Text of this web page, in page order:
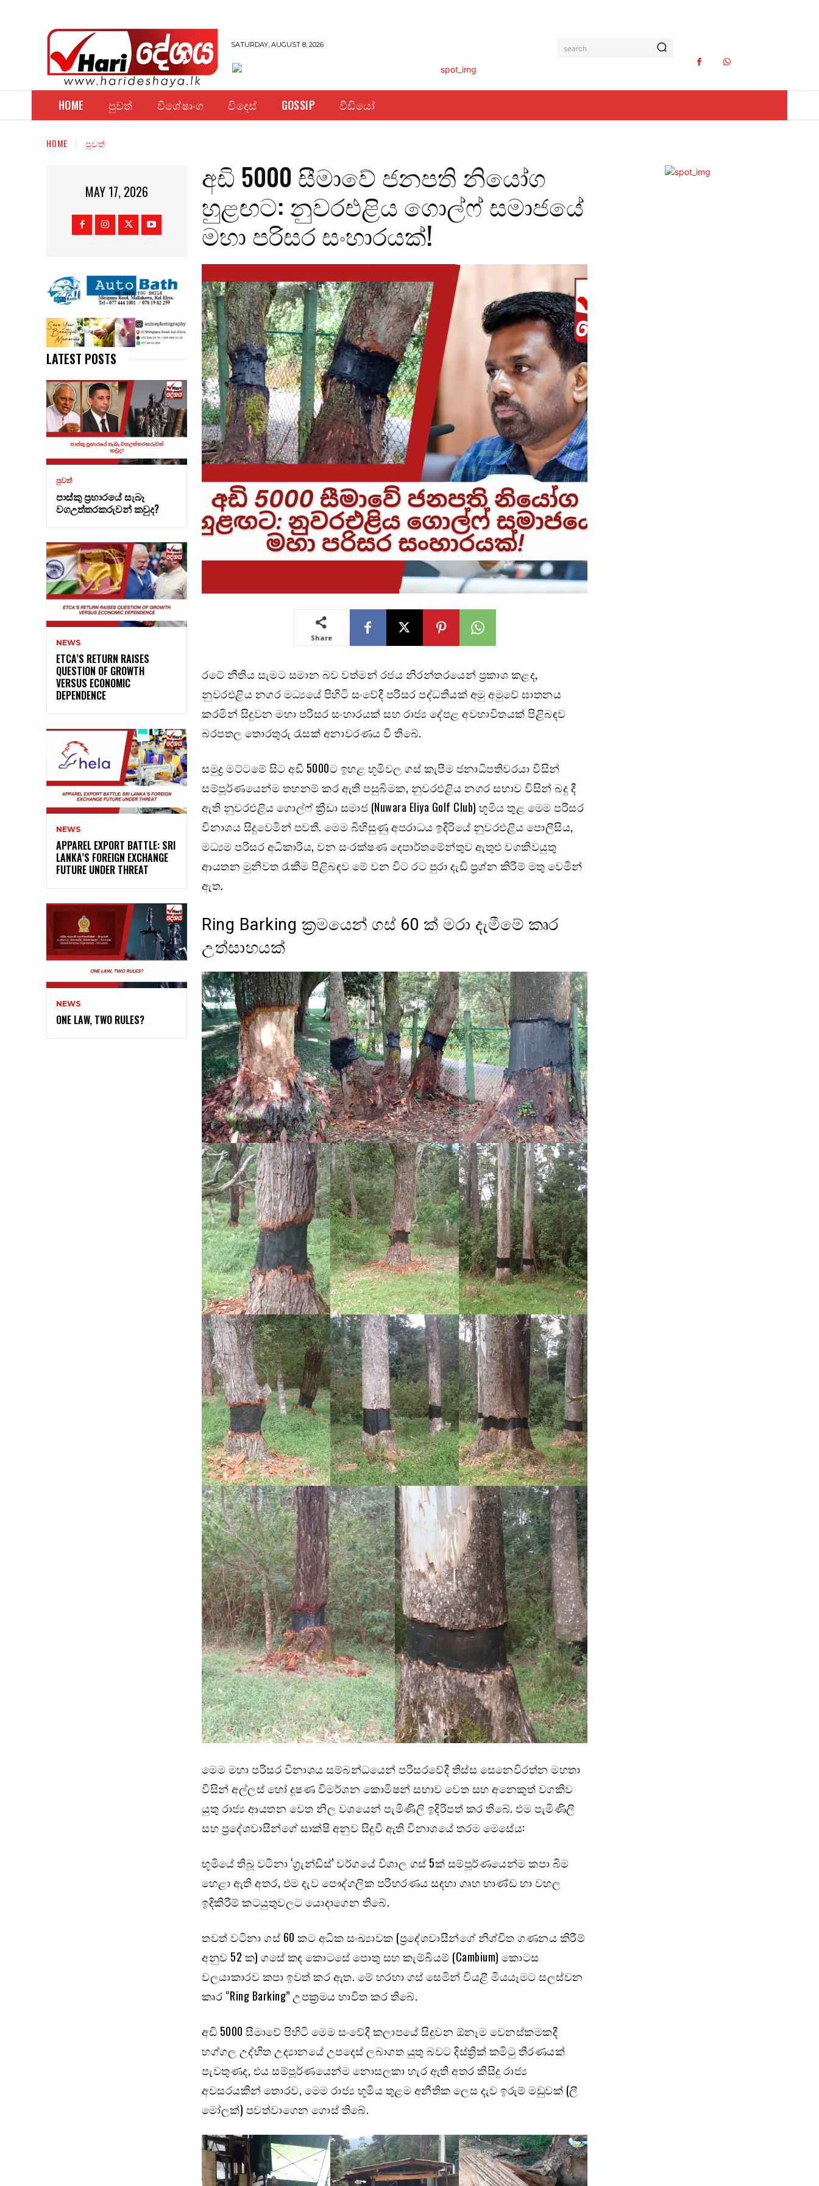
SATURDAY, AUGUST 8, 2026 search
HOME පුවත් විශේෂාංග විදෙස් GOSSIP වීඩියෝ
HOME පුවත්
MAY 17, 2026
LATEST POSTS
පුවත්
පාස්කු ප්‍රහාරයේ සැබෑ
වගඋත්තරකරුවන් කවුද?
NEWS
ETCA’S RETURN RAISES
QUESTION OF GROWTH
VERSUS ECONOMIC
DEPENDENCE
NEWS
APPAREL EXPORT BATTLE: SRI
LANKA’S FOREIGN EXCHANGE
FUTURE UNDER THREAT
NEWS
ONE LAW, TWO RULES?
අඩි 5000 සීමාවේ ජනපති නියෝග
හුළඟට: නුවරඑළිය ගොල්ෆ් සමාජයේ
මහා පරිසර සංහාරයක්!
Share
රටේ නීතිය සැමට සමාන බව වත්මන් රජය නිරන්තරයෙන් ප්‍රකාශ කළද,
නුවරඑළිය නගර මධ්‍යයේ පිහිටි සංවේදී පරිසර පද්ධතියක් අමු අමුවේ ඝාතනය
කරමින් සිදුවන මහා පරිසර සංහාරයක් සහ රාජ්‍ය දේපළ අවභාවිතයක් පිළිබඳව
බරපතල තොරතුරු රැසක් අනාවරණය වී තිබේ.
සමුද්‍ර මට්ටමේ සිට අඩි 5000ට ඉහළ භූමිවල ගස් කැපීම ජනාධිපතිවරයා විසින්
සම්පූර්ණයෙන්ම තහනම් කර ඇති පසුබිමක, නුවරඑළිය නගර සභාව විසින් බදු දී
ඇති නුවරඑළිය ගොල්ෆ් ක්‍රීඩා සමාජ (Nuwara Eliya Golf Club) භූමිය තුළ මෙම පරිසර
විනාශය සිදුවෙමින් පවතී. මෙම බිහිසුණු අපරාධය ඉදිරියේ නුවරඑළිය පොලීසිය,
මධ්‍යම පරිසර අධිකාරිය, වන සංරක්ෂණ දෙපාර්තමේන්තුව ඇතුළු වගකිවයුතු
ආයතන මුනිවත රැකීම පිළිබඳව මේ වන විට රට පුරා දැඩි ප්‍රශ්න කිරීම් මතු වෙමින්
ඇත.
Ring Barking ක්‍රමයෙන් ගස් 60 ක් මරා දැමීමේ කෘර
උත්සාහයක්
මෙම මහා පරිසර විනාශය සම්බන්ධයෙන් පරිසරවේදී තිස්ස සෙනෙවිරත්න මහතා
විසින් අල්ලස් හෝ දූෂණ විමර්ශන කොමිෂන් සභාව වෙත සහ අනෙකුත් වගකිව
යුතු රාජ්‍ය ආයතන වෙත නිල වශයෙන් පැමිණිලි ඉදිරිපත් කර තිබේ. එම පැමිණිලි
සහ ප්‍රදේශවාසීන්ගේ සාක්ෂි අනුව සිදුවී ඇති විනාශයේ තරම මෙසේය:
භූමියේ තිබූ වටිනා ‘ග්‍රැන්ඩිස්’ වර්ගයේ විශාල ගස් 5ක් සම්පූර්ණයෙන්ම කපා බිම
හෙළා ඇති අතර, එම දැව පෞද්ගලික පරිහරණය සඳහා ගෘහ භාණ්ඩ හා වහල
ඉදිකිරීම් කටයුතුවලට යොදාගෙන තිබේ.
තවත් වටිනා ගස් 60 කට අධික සංඛ්‍යාවක (ප්‍රදේශවාසීන්ගේ නිශ්චිත ගණනය කිරීම්
අනුව 52 ක) ගසේ කඳ කොටසේ පොතු සහ කැම්බියම් (Cambium) කොටස
වලයාකාරව කපා ඉවත් කර ඇත. මේ හරහා ගස් සෙමින් වියළී මියයෑමට සලස්වන
කෘර “Ring Barking” උපක්‍රමය භාවිත කර තිබේ.
අඩි 5000 සීමාවේ පිහිටි මෙම සංවේදී කලාපයේ සිදුවන ඕනෑම වෙනස්කමකදී
හග්ගල උද්භිත උද්‍යානයේ උපදෙස් ලබාගත යුතු බවට දිස්ත්‍රික් කමිටු තීරණයක්
පැවතුණද, එය සම්පූර්ණයෙන්ම නොසලකා හැර ඇති අතර කිසිදු රාජ්‍ය
අවසරයකින් තොරව, මෙම රාජ්‍ය භූමිය තුළම අනීතික ලෙස දැව ඉරුම් මඩුවක් (ලී
මෝලක්) පවත්වාගෙන ගොස් තිබේ.